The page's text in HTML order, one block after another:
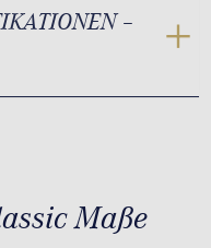
–
Maße